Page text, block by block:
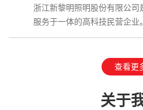
浙江新黎明照明股份有限公司
服务于一体的高科技民营企业
园”、国家AAAAA级…
查看更
关于